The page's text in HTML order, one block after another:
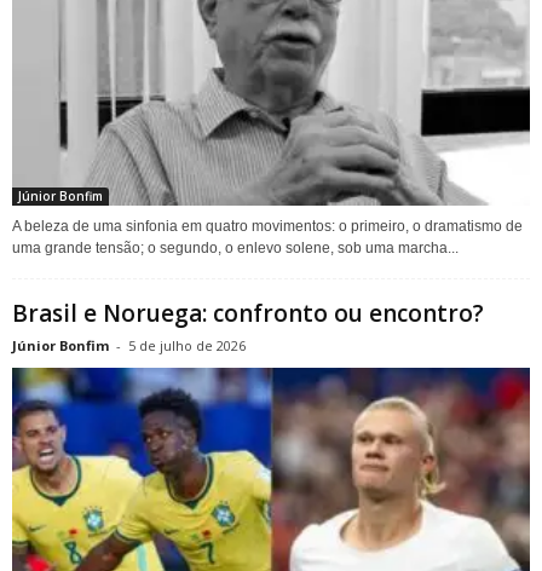
Júnior Bonfim
A beleza de uma sinfonia em quatro movimentos: o primeiro, o dramatismo de
uma grande tensão; o segundo, o enlevo solene, sob uma marcha...
Brasil e Noruega: confronto ou encontro?
Júnior Bonfim - 5 de julho de 2026